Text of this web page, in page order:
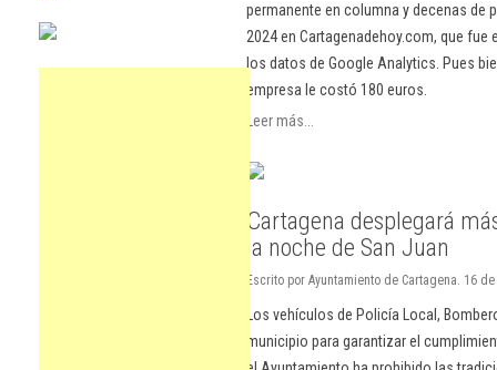
permanente en columna y decenas
2024 en Cartagenadehoy.com, que
los datos de Google Analytics. Pues
empresa le costó 180 euros.
Leer más...
Cartagena desplegará
la noche de San Juan
Escrito por Ayuntamiento de Cartagena. 16
Los vehículos de Policía Local,
municipio para garantizar el